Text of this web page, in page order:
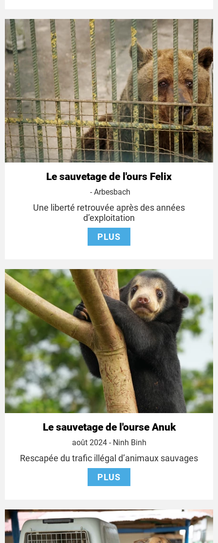
Le sauvetage de l'ours Felix
- Arbesbach
Une liberté retrouvée après des années
d’exploitation
PLUS
Le sauvetage de l'ourse Anuk
18
août
2024
août 2024- Ninh Binh
Rescapée du trafic illégal d’animaux sauvages
PLUS